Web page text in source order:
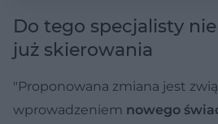
Do tego specjalisty
już skierowania
"Proponowana zmiana jest
wprowadzeniem nowego